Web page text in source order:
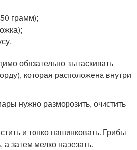
грамм);
обязательно вытаскивать
которая расположена внутри
нужно разморозить, очистить
и тонко нашинковать. Грибы
а затем мелко нарезать.